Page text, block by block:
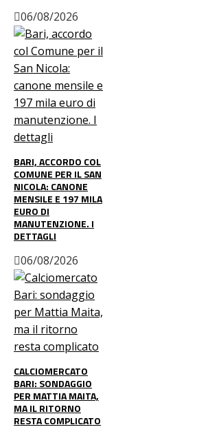
06/08/2026
BARI, ACCORDO COL
COMUNE PER IL SAN
NICOLA: CANONE
MENSILE E 197 MILA
EURO DI
MANUTENZIONE. I
DETTAGLI
06/08/2026
CALCIOMERCATO
BARI: SONDAGGIO
PER MATTIA MAITA,
MA IL RITORNO
RESTA COMPLICATO